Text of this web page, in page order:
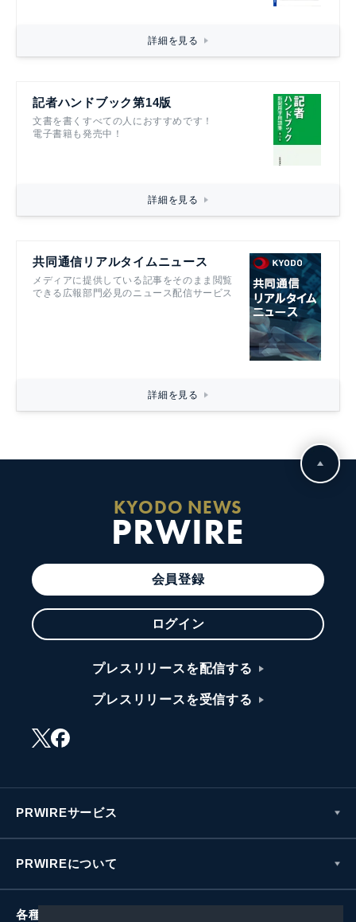
詳細を見る
記者ハンドブック第14版
文書を書くすべての人におすすめです！
電子書籍も発売中！
詳細を見る
共同通信リアルタイムニュース
メディアに提供している記事をそのまま閲覧
できる広報部門必見のニュース配信サービス
詳細を見る
KYODO NEWS
PRWIRE
会員登録
ログイン
プレスリリースを配信する
プレスリリースを受信する
PRWIREサービス
PRWIREについて
各種お問い合わせ